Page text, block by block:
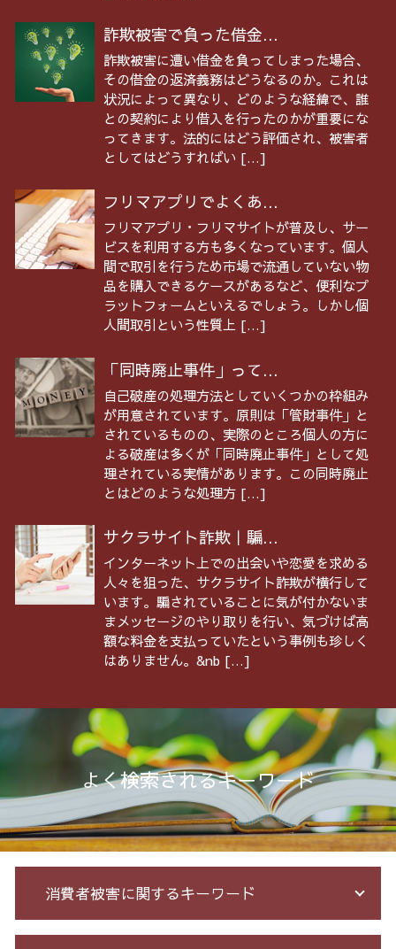
詐欺被害で負った借金...
詐欺被害に遭い借金を負ってしまった場合、
その借金の返済義務はどうなるのか。これは
状況によって異なり、どのような経緯で、誰
との契約により借入を行ったのかが重要にな
ってきます。法的にはどう評価され、被害者
としてはどうすればい […]
フリマアプリでよくあ...
フリマアプリ・フリマサイトが普及し、サー
ビスを利用する方も多くなっています。個人
間で取引を行うため市場で流通していない物
品を購入できるケースがあるなど、便利なプ
ラットフォームといえるでしょう。しかし個
人間取引という性質上 […]
「同時廃止事件」って...
自己破産の処理方法としていくつかの枠組み
が用意されています。原則は「管財事件」と
されているものの、実際のところ個人の方に
よる破産は多くが「同時廃止事件」として処
理されている実情があります。この同時廃止
とはどのような処理方 […]
サクラサイト詐欺｜騙...
インターネット上での出会いや恋愛を求める
人々を狙った、サクラサイト詐欺が横行して
います。騙されていることに気が付かないま
まメッセージのやり取りを行い、気づけば高
額な料金を支払っていたという事例も珍しく
はありません。&nb […]
よく検索されるキーワード
消費者被害に関するキーワード